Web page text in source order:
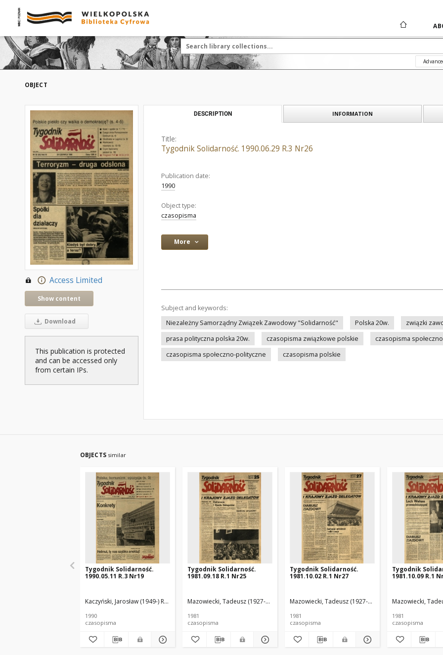
OBJECT
Access Limited
Show content
Download
This publication is protected
and can be accessed only
from certain IPs.
DESCRIPTION INFORMATION
Title:
Tygodnik Solidarność. 1990.06.29 R.3 Nr26
Publication date:
1990
Object type:
czasopisma
More
Subject and keywords:
Niezależny Samorządny Związek Zawodowy "Solidarność"
Polska 20w. związki
prasa polityczna polska 20w.
czasopisma związkowe polskie
czasopisma
czasopisma społeczno-polityczne
czasopisma polskie
OBJECTS similar
Tygodnik Solidarność.
1990.05.11 R.3 Nr19
Kaczyński, Jarosław (1949-) Red.
1990
czasopisma
Tygodnik Solidarność.
1981.09.18 R.1 Nr25
Mazowiecki, Tadeusz (1927-2013) Red.
1981
czasopisma
Tygodnik Solidarność.
1981.10.02 R.1 Nr27
Mazowiecki, Tadeusz (1927-2013) Red.
1981
czasopisma
Tygodnik
1981.10.09 R.1
Mazowiecki,
1981
czasopisma